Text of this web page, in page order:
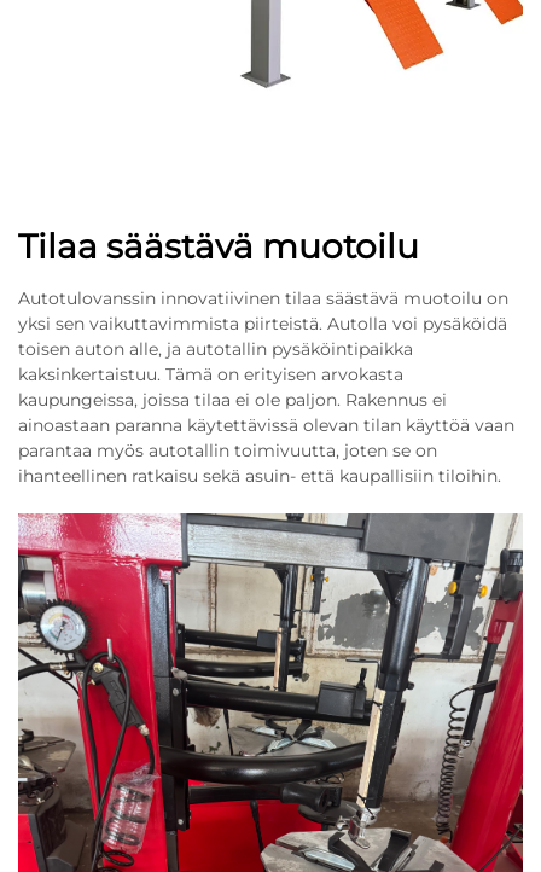
Tilaa säästävä muotoilu
Autotulovanssin innovatiivinen tilaa säästävä muotoilu on
yksi sen vaikuttavimmista piirteistä. Autolla voi pysäköidä
toisen auton alle, ja autotallin pysäköintipaikka
kaksinkertaistuu. Tämä on erityisen arvokasta
kaupungeissa, joissa tilaa ei ole paljon. Rakennus ei
ainoastaan paranna käytettävissä olevan tilan käyttöä vaan
parantaa myös autotallin toimivuutta, joten se on
ihanteellinen ratkaisu sekä asuin- että kaupallisiin tiloihin.